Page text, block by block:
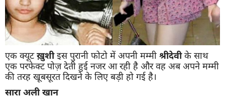
एक क्यूटख़ुशीइस पुरानी फोटो में अपनी मम्मी श्रीदेवीके साथ
एक परफेक्ट पोज़ देती हुई नजर आ रही है और वह अब अपने मम्मी
की तरह खूबसूरत दिखने के लिए बड़ी हो गई है।
सारा अली खान